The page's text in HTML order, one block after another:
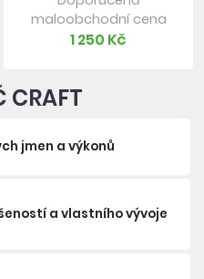
maloobchodní cena
1 250 Kč
CRAFT
jmen a výkonů
a vlastního vývoje